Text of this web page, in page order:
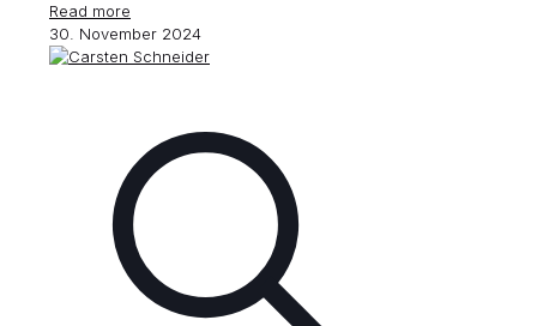
Read more
30. November 2024